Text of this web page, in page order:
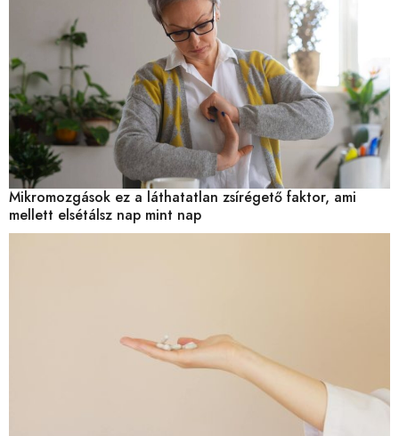
Mikromozgások ez a láthatatlan zsírégető faktor, ami
mellett elsétálsz nap mint nap